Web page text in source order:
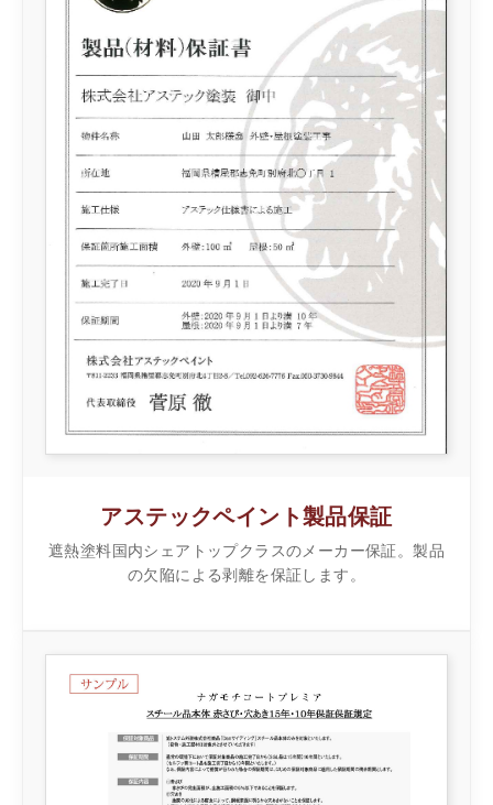
アステックペイント製品保証
遮熱塗料国内シェアトップクラスのメーカー保証。製品
の欠陥による剥離を保証します。